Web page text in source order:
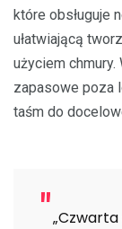
które obsługuje
ułatwiającą
użyciem
zapasowe poza
taśm do